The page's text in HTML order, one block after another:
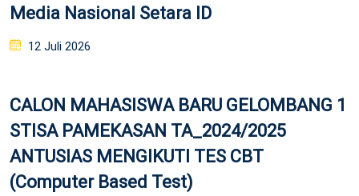
Media Nasional Setara ID
Posted
12 Juli 2026
CALON MAHASISWA BARU GELOMBANG 1
STISA PAMEKASAN TA_2024/2025
ANTUSIAS MENGIKUTI TES CBT
(Computer Based Test)